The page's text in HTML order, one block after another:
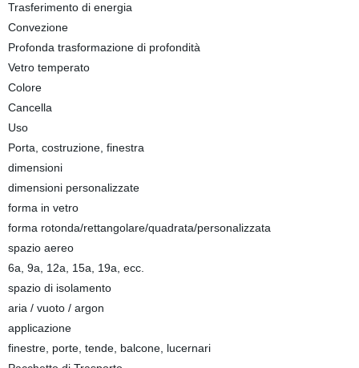
Trasferimento di energia
Convezione
Profonda trasformazione di profondità
Vetro temperato
Colore
Cancella
Uso
Porta, costruzione, finestra
dimensioni
dimensioni personalizzate
forma in vetro
forma rotonda/rettangolare/quadrata/personalizzata
spazio aereo
6a, 9a, 12a, 15a, 19a, ecc.
spazio di isolamento
aria / vuoto / argon
applicazione
finestre, porte, tende, balcone, lucernari